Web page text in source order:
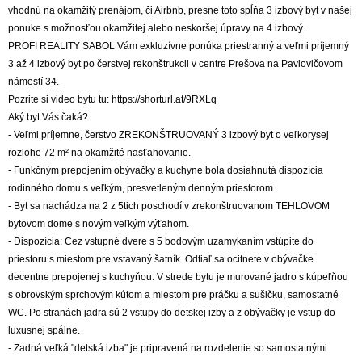
vhodnú na okamžitý prenájom, či Airbnb, presne toto spĺňa 3 izbový byt v našej
ponuke s možnosťou okamžitej alebo neskoršej úpravy na 4 izbový.
PROFI REALITY SABOL Vám exkluzívne ponúka priestranný a veľmi príjemný
3 až 4 izbový byt po čerstvej rekonštrukcii v centre Prešova na Pavlovičovom
námestí 34.
Pozrite si video bytu tu: https://shorturl.at/9RXLq
Aký byt Vás čaká?
- Veľmi príjemne, čerstvo ZREKONŠTRUOVANÝ 3 izbový byt o veľkorysej
rozlohe 72 m² na okamžité nasťahovanie.
- Funkčným prepojením obývačky a kuchyne bola dosiahnutá dispozícia
rodinného domu s veľkým, presvetleným denným priestorom.
- Byt sa nachádza na 2 z 5tich poschodí v zrekonštruovanom TEHLOVOM
bytovom dome s novým veľkým výťahom.
- Dispozícia: Cez vstupné dvere s 5 bodovým uzamykaním vstúpite do
priestoru s miestom pre vstavaný šatník. Odtiaľ sa ocitnete v obývačke
decentne prepojenej s kuchyňou. V strede bytu je murované jadro s kúpeľňou
s obrovským sprchovým kútom a miestom pre práčku a sušičku, samostatné
WC. Po stranách jadra sú 2 vstupy do detskej izby a z obývačky je vstup do
luxusnej spálne.
- Zadná veľká "detská izba" je pripravená na rozdelenie so samostatnými